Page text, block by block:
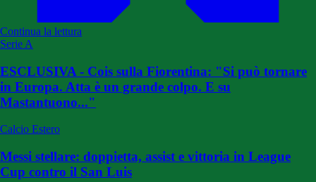
Continua la lettura
Serie A
ESCLUSIVA - Cois sulla Fiorentina: "Si può tornare
in Europa. Atta è un grande colpo. E su
Mastantuono..."
Calcio Estero
Messi stellare: doppietta, assist e vittoria in League
Cup contro il San Luis